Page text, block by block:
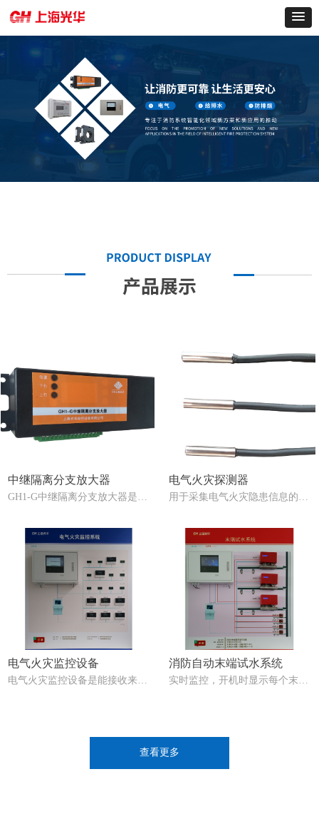
查看更多
中继隔离分支放大器
GH1-G中继隔离分支放大器是防
有总线信号接续、故障隔离、信
号放大和总线分支的功能，可用
于现场布线的任何场所。GH1-G
装于接线盒内，可安装于墙面和
吊顶上方，其工作电源由防火门
监控器提供
电气火灾探测器
用于采集电气火灾隐患信息的现
控探测器在现场组合，构成一个
或多个配电回路的电气火灾监控
节点。
电气火灾监控设备
电气火灾监控设备是能接收来自
保存报警信息的装置。
消防自动末端试水系统
实时监控，开机时显示每个末端
理，对末端数据实时读取和判
断，形成检测报告存档，方便管